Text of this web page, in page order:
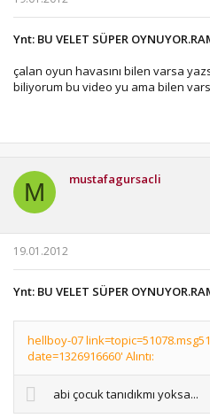
Ynt: BU VELET SÜPER
çalan oyun havasını bilen varsa
biliyorum bu video yu ama bilen
M mustafagursacli
19.01.2012
Ynt: BU VELET SÜPER
hellboy-07
date=1326916660' Alıntı:
abi çocuk tanıdıkmı yoksa...